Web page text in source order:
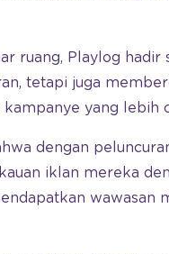
ruang, Playlog hadir
tetapi juga
yang lebih
dengan
iklan mereka
wawasan